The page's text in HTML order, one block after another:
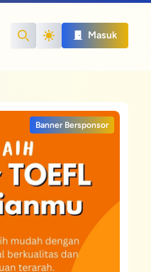
Search
Masuk
Banner Bersponsor